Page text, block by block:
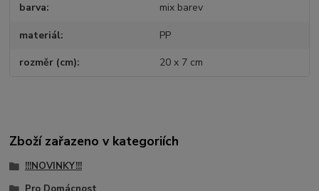
barva mix barev
materiál PP
rozměr (cm) 20 x 7 cm
Zboží zařazeno v kategoriích
!!!NOVINKY!!!